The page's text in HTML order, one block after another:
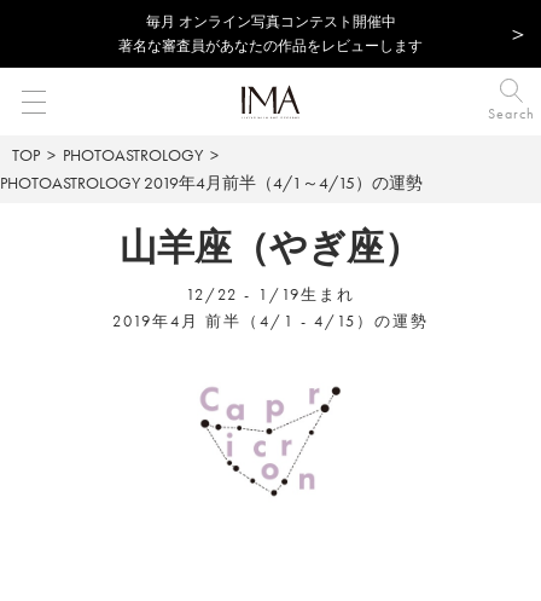
毎⽉ オンライン写真コンテスト開催中
著名な審査員があなたの作品をレビューします
Search
TOP
PHOTOASTROLOGY
PHOTOASTROLOGY 2019年4月前半（4/1～4/15）の運勢
山羊座（やぎ座）
12/22 - 1/19生まれ
2019年4月 前半（4/1 - 4/15）の運勢